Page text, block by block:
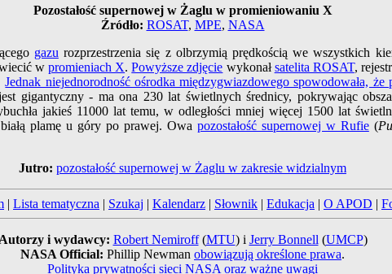
Pozostałość supernowej w Żaglu w promieniowaniu X
Źródło: ROSAT, MPE, NASA
gazu rozprzestrzenia się z olbrzymią prędkością we wszystkich
wpromieniach X.Powyższe zdjęcie wykonałsatelita ROSAT,
Jednak niejednorodność ośrodka międzygwiazdowego spowodowała,
gigantyczny - ma ona 230 lat świetlnych średnicy, pokrywając
jakieś 11000 lat temu, w odległości mniej więcej 1500 lat
plamę u góry po prawej. Owa pozostałość supernowej w Rufie(
Jutro: pozostałość supernowej w Żaglu w zakresie widzialnym
| Lista tematyczna | Szukaj | Kalendarz | Słownik | Edukacja | O APOD |
i wydawcy: Robert Nemiroff(MTU) i Jerry Bonnell (UMCP)
NASA Official: Phillip Newman obowiązują określone prawa.
Polityka prywatności sieci NASA oraz ważne uwagi